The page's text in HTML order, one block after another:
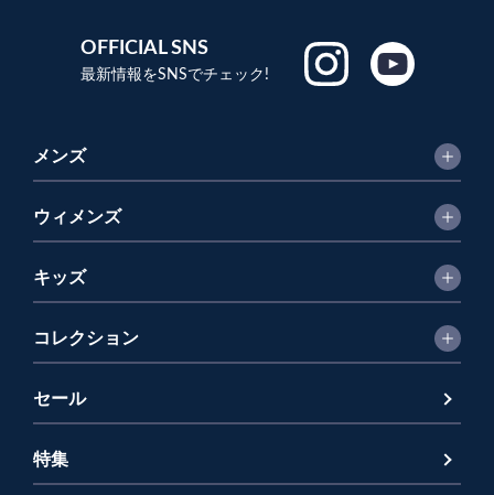
OFFICIAL SNS
最新情報をSNSでチェック!
メンズ
ウィメンズ
キッズ
コレクション
セール
特集